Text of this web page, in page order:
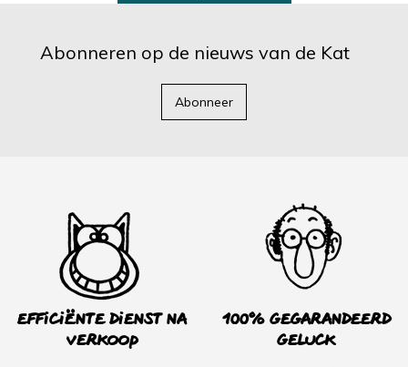
Abonneren op de nieuws van de Kat
Abonneer
Efficiënte dienst na
verkoop
100% Gegarandeerd
Geluck